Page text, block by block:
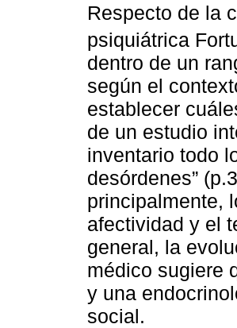
Respecto de la
psiquiátrica
dentro de un
según el
establecer
de un estudio
inventario todo
desórdenes”
principalmente,
afectividad y el
general, la
médico sugiere
y una
social.